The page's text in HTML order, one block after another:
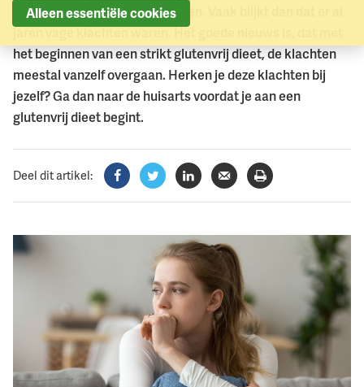
schijnbaar uit het niets optreden. Vaak blijkt dan dat er al
jaren vage klachten waren. Het goede nieuws is, dat met
het beginnen van een strikt glutenvrij dieet, de klachten
meestal vanzelf overgaan. Herken je deze klachten bij
jezelf? Ga dan naar de huisarts voordat je aan een
glutenvrij dieet begint.
Deel dit artikel:
Facebook
TwitterLinkedInVerzenden
Printen
Alleen essentiële cookies